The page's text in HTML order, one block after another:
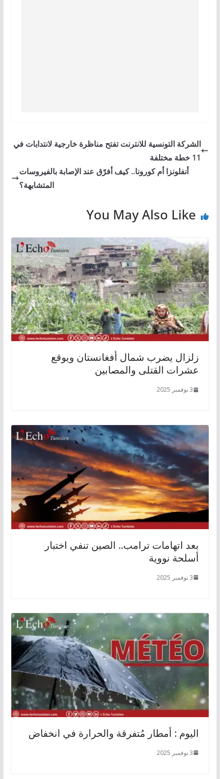
الشركة التونسية للانترنت تفتح مناظرة خارجية لانتدابات في
11 خطة مختلفة
أنفلونزا أم كورونا.. كيف أفرّق عند الإصابة بالفيروسات
المتشابهة؟
You May Also Like
زلزال يضرب شمال أفغانستان ويوقع
عشرات القتلى والمصابين
3 نوفمبر 2025
بعد اتهامات ترامب.. الصين تنفي اختبار
أسلحة نووية
3 نوفمبر 2025
اليوم : أمطار مُتفرقة والحرارة في انخفاض
3 نوفمبر 2025